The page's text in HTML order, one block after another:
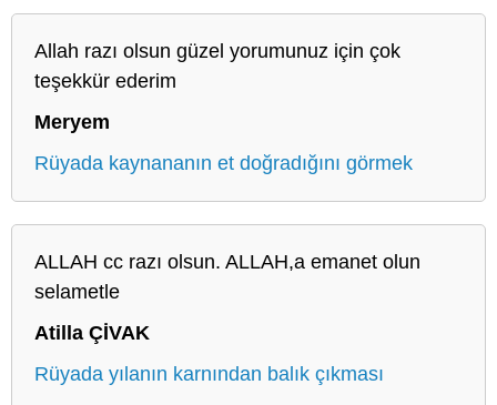
Allah razı olsun güzel yorumunuz için çok
teşekkür ederim
Meryem
Rüyada kaynananın et doğradığını görmek
ALLAH cc razı olsun. ALLAH,a emanet olun
selametle
Atilla ÇİVAK
Rüyada yılanın karnından balık çıkması